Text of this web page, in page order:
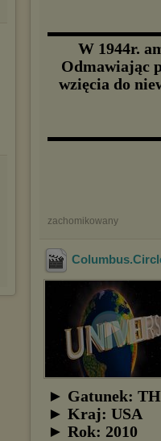
W 1944r.
Odmawiając
wzięcia do
zachomikowany
► Gatunek:
► Kraj: USA
► Rok: 2010